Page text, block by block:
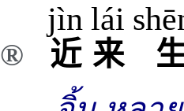
® 近
jìn
来
lái